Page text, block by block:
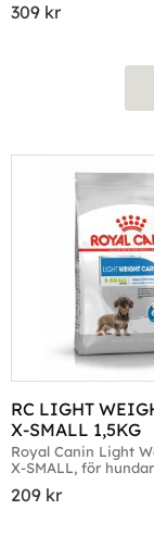
309 kr
RC LIGHT
X-SMALL 1,5KG
Royal Canin Light
X-SMALL, för
209 kr